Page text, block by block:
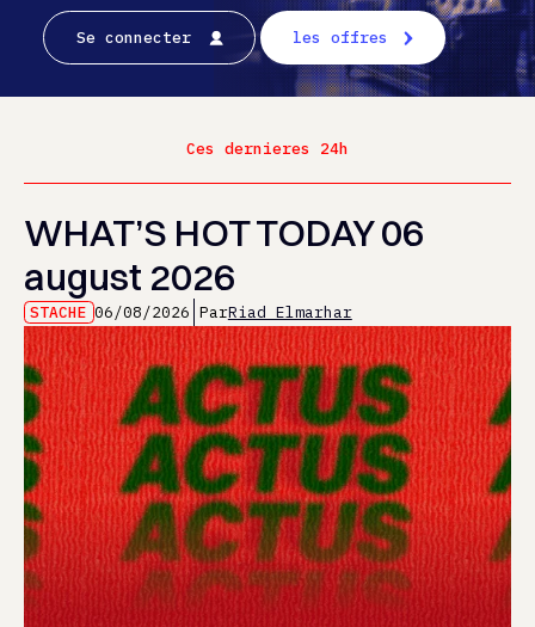
Se connecter les offres
Ces dernieres 24h
WHAT’S HOT TODAY 06
august 2026
STACHE 06/08/2026 ParRiad Elmarhar